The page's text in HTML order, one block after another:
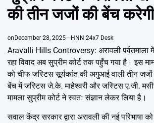
की तीन जजों की बेंच
onDecember 28, 2025 HNN 24x7 Desk
Aravalli Hills Controversy: अरावली
रहा विवाद अब सुप्रीम कोर्ट तक पहुँच गया है। इस
को चीफ जस्टिस सूर्यकांत की अगुआई वाली तीन
बेंच में जस्टिस जे.के. माहेश्वरी और जस्टिस ए.जी.
मामला सुप्रीम कोर्ट ने स्वतः संज्ञान लेकर लिया है।
सवाल केंद्र सरकार द्वारा अरावली की नई परिभाषा